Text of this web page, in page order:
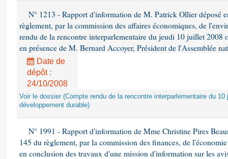
N° 1213 - Rapport d'information de M. Patrick Ollier déposé
règlement, par la commission des affaires économiques, de
rendu de la rencontre interparlementaire du jeudi 10 juillet 2008
en présence de M. Bernard Accoyer, Président de l'Assemblée
Date de
dépôt :
24/10/2008
Voir le dossier (Compte rendu de la rencontre interparlementaire du
développement durable)
N° 1991 - Rapport d'information de Mme Christine Pires
145 du règlement, par la commission des finances, de
en conclusion des travaux d'une mission d'information sur les